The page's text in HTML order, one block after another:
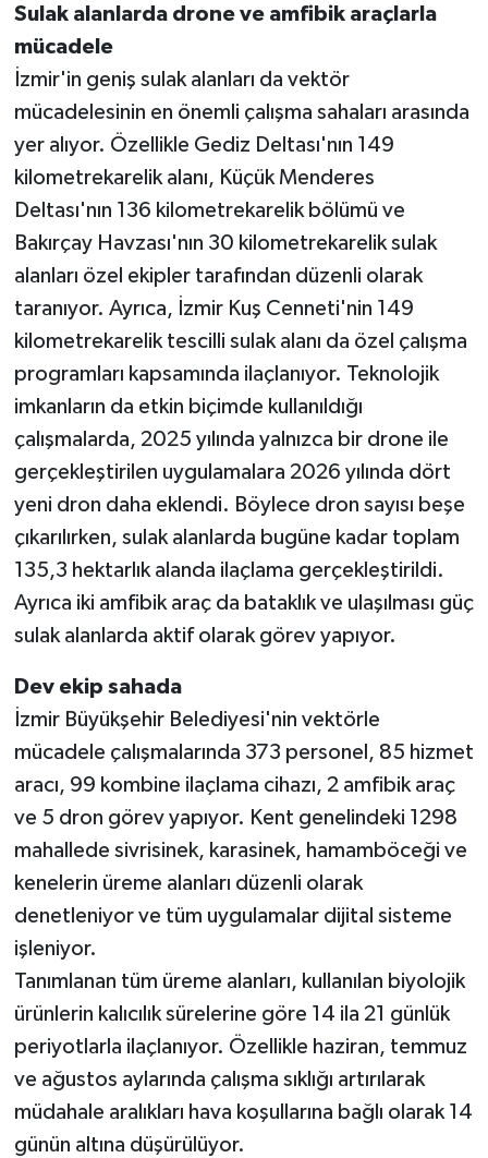
Sulak alanlarda drone ve amfibik araçlarla
mücadele
İzmir'in geniş sulak alanları da vektör
mücadelesinin en önemli çalışma sahaları arasında
yer alıyor. Özellikle Gediz Deltası'nın 149
kilometrekarelik alanı, Küçük Menderes
Deltası'nın 136 kilometrekarelik bölümü ve
Bakırçay Havzası'nın 30 kilometrekarelik sulak
alanları özel ekipler tarafından düzenli olarak
taranıyor. Ayrıca, İzmir Kuş Cenneti'nin 149
kilometrekarelik tescilli sulak alanı da özel çalışma
programları kapsamında ilaçlanıyor. Teknolojik
imkanların da etkin biçimde kullanıldığı
çalışmalarda, 2025 yılında yalnızca bir drone ile
gerçekleştirilen uygulamalara 2026 yılında dört
yeni dron daha eklendi. Böylece dron sayısı beşe
çıkarılırken, sulak alanlarda bugüne kadar toplam
135,3 hektarlık alanda ilaçlama gerçekleştirildi.
Ayrıca iki amfibik araç da bataklık ve ulaşılması güç
sulak alanlarda aktif olarak görev yapıyor.
Dev ekip sahada
İzmir Büyükşehir Belediyesi'nin vektörle
mücadele çalışmalarında 373 personel, 85 hizmet
aracı, 99 kombine ilaçlama cihazı, 2 amfibik araç
ve 5 dron görev yapıyor. Kent genelindeki 1298
mahallede sivrisinek, karasinek, hamamböceği ve
kenelerin üreme alanları düzenli olarak
denetleniyor ve tüm uygulamalar dijital sisteme
işleniyor.
Tanımlanan tüm üreme alanları, kullanılan biyolojik
ürünlerin kalıcılık sürelerine göre 14 ila 21 günlük
periyotlarla ilaçlanıyor. Özellikle haziran, temmuz
ve ağustos aylarında çalışma sıklığı artırılarak
müdahale aralıkları hava koşullarına bağlı olarak 14
günün altına düşürülüyor.